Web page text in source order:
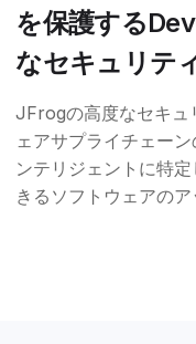
を保護する
なセキュリテ
JFrogの高度なセキュ
ェアサプライチェー
ンテリジェントに特
きるソフトウェアのア